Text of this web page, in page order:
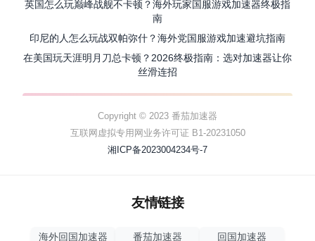
英国怎么玩巅峰战舰不卡顿？海外玩家国服游戏加速器终极指
南
印尼的人怎么玩战双帕弥什？海外党国服游戏加速避坑指南
在美国玩天涯明月刀总卡顿？2026终极指南：选对加速器让你
丝滑连招
Copyright © 2023 番茄加速器
互联网虚拟专用网业务许可证 B1-20231050
湘ICP备2023004234号-7
友情链接
海外回国加速器 番茄加速器 回国加速器